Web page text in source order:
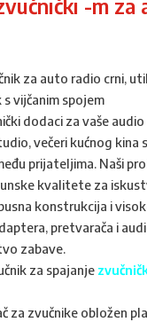
-m za
za auto radio crni,
vijčanim spojem
dodaci za vaše audio
večeri kućnog kina
prijateljima. Naši
kvalitete za
konstrukcija i
pretvarača i
zabave.
za spajanje
za zvučnike obložen